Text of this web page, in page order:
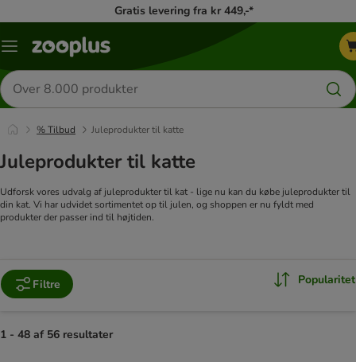
Gratis levering fra kr 449,-*
Menu
Søg
efter
produkter
% Tilbud Juleprodukter til katte
Juleprodukter til katte
Udforsk vores udvalg af juleprodukter til kat - lige nu kan du købe juleprodukter til
din kat. Vi har udvidet sortimentet op til julen, og shoppen er nu fyldt med
produkter der passer ind til højtiden.
Filtre Popularitet
1 - 48 af 56 resultater